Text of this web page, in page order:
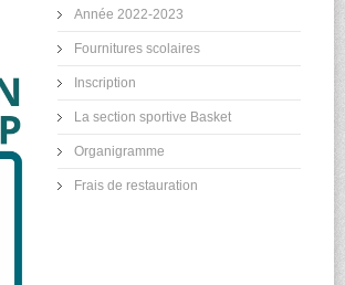
Année 2022-2023
Fournitures scolaires
Inscription
La section sportive Basket
Organigramme
Frais de restauration